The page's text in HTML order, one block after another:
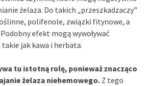
żelaza. Do takich „przeszkadzaczy”
polifenole, związki fitynowe, a
efekt mogą wywoływać
jak kawa i herbata.
tu istotną rolę, ponieważ znacząco
żelaza niehemowego. Z tego